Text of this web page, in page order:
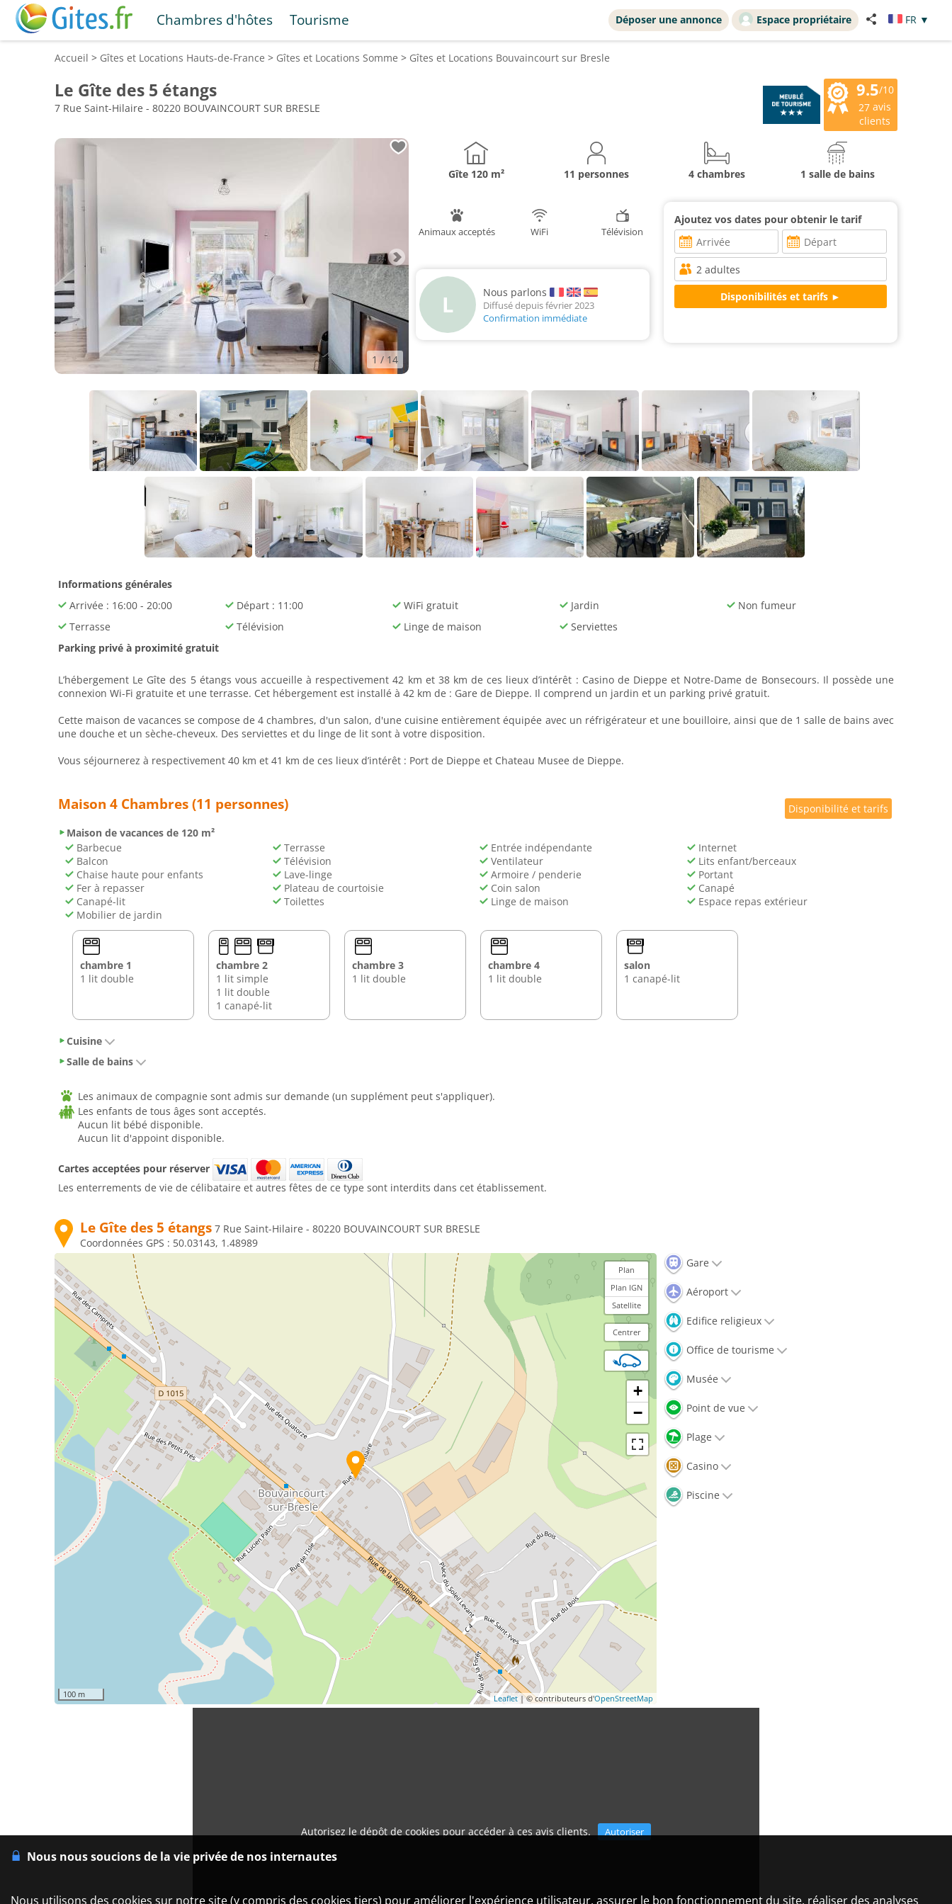
Chambres d'hôtes Tourisme Déposer une annonce Espace propriétaire FR ▼
Accueil > Gîtes et Locations Hauts-de-France > Gîtes et Locations Somme > Gîtes et Locations Bouvaincourt sur Bresle
9.5/10
27 avis
clients
Le Gîte des 5 étangs
7 Rue Saint-Hilaire - 80220 BOUVAINCOURT SUR BRESLE
1 / 14
Gîte 120 m² 11 personnes 4 chambres 1 salle de bains
Animaux acceptés WiFi Télévision
Ajoutez vos dates pour obtenir le tarif
L Nous parlons
Diffusé depuis février 2023
Confirmation immédiate
Informations générales
Arrivée : 16:00 - 20:00
Départ : 11:00 WiFi gratuit Jardin
Non fumeur
Terrasse
Télévision Linge de maison
Serviettes
Parking privé à proximité gratuit
L’hébergement Le Gîte des 5 étangs vous accueille à respectivement 42 km et 38 km de ces lieux d’intérêt : Casino de Dieppe et Notre-Dame de Bonsecours. Il possède une
connexion Wi-Fi gratuite et une terrasse. Cet hébergement est installé à 42 km de : Gare de Dieppe. Il comprend un jardin et un parking privé gratuit.
Cette maison de vacances se compose de 4 chambres, d'un salon, d'une cuisine entièrement équipée avec un réfrigérateur et une bouilloire, ainsi que de 1 salle de bains avec
une douche et un sèche-cheveux. Des serviettes et du linge de lit sont à votre disposition.
Vous séjournerez à respectivement 40 km et 41 km de ces lieux d’intérêt : Port de Dieppe et Chateau Musee de Dieppe.
Maison 4 Chambres (11 personnes)
Maison de vacances de 120 m²
Barbecue
Terrasse Entrée indépendante
Internet
Balcon
Télévision Ventilateur
Lits enfant/berceaux
Chaise haute pour enfants
Lave-linge Armoire / penderie
Portant
Fer à repasser
Plateau de courtoisie Coin salon
Canapé
Canapé-lit
Toilettes Linge de maison
Espace repas extérieur
Mobilier de jardin
chambre 1
1 lit double
chambre 2
1 lit simple
1 lit double
1 canapé-lit
chambre 3
1 lit double
chambre 4
1 lit double
salon
1 canapé-lit
Cuisine
Salle de bains
Disponibilité et tarifs
Les animaux de compagnie sont admis sur demande (un supplément peut s'appliquer).
Les enfants de tous âges sont acceptés.
Aucun lit bébé disponible.
Aucun lit d'appoint disponible.
Cartes acceptées pour réserver
Les enterrements de vie de célibataire et autres fêtes de ce type sont interdits dans cet établissement.
Le Gîte des 5 étangs 7 Rue Saint-Hilaire - 80220 BOUVAINCOURT SUR BRESLE
Coordonnées GPS : 50.03143, 1.48989
Plan
Plan IGN
Satellite
Centrer
+
−
100 m Leaflet | © contributeurs d'OpenStreetMap
Gare
Aéroport
Edifice religieux
Office de tourisme
Musée
Point de vue
Plage
Casino
Piscine
Autorisez le dépôt de cookies pour accéder à ces avis clients. Autoriser
Nous nous soucions de la vie privée de nos internautes
Nous utilisons des cookies sur notre site (y compris des cookies tiers) pour améliorer l'expérience utilisateur, assurer le bon fonctionnement du site, réaliser des analyses